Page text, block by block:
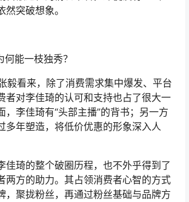
突破想象。
能一枝独秀？
毅看来，除了消费需求集中爆发、平台
者对李佳琦的认可和支持也占了很大一
，李佳琦有“头部主播”的背书；另一方
多年塑造，将低价优惠的形象深入人
佳琦的整个破圈历程，也不外乎得到了
两方的助力。其占领消费者心智的方式
，聚拢粉丝，再通过粉丝基础与品牌方